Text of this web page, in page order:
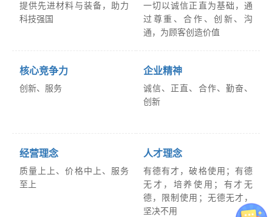
提供先进材料与装备，助力
科技强国
一切以诚信正直为基础，通
过尊重、合作、创新、沟
通，为顾客创造价值
核心竞争力
创新、服务
企业精神
诚信、正直、合作、勤奋、
创新
经营理念
质量上上、价格中上、服务
至上
人才理念
有德有才，破格使用；有德
无才，培养使用；有才无
德，限制使用；无德无才，
坚决不用